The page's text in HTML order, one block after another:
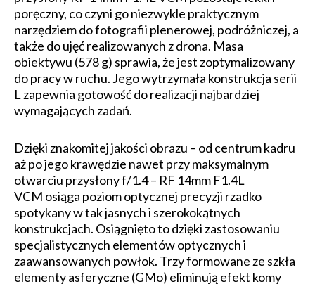
poręczny, co czyni go niezwykle praktycznym
narzędziem do fotografii plenerowej, podróżniczej, a
także do ujęć realizowanych z drona. Masa
obiektywu (578 g) sprawia, że jest zoptymalizowany
do pracy w ruchu. Jego wytrzymała konstrukcja serii
L zapewnia gotowość do realizacji najbardziej
wymagających zadań.
Dzięki znakomitej jakości obrazu – od centrum kadru
aż po jego krawędzie nawet przy maksymalnym
otwarciu przysłony f/1.4 – RF 14mm F1.4L
VCM osiąga poziom optycznej precyzji rzadko
spotykany w tak jasnych i szerokokątnych
konstrukcjach. Osiągnięto to dzięki zastosowaniu
specjalistycznych elementów optycznych i
zaawansowanych powłok. Trzy formowane ze szkła
elementy asferyczne (GMo) eliminują efekt komy